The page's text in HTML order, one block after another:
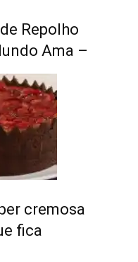
Repolho
Ama –
cremosa
fica